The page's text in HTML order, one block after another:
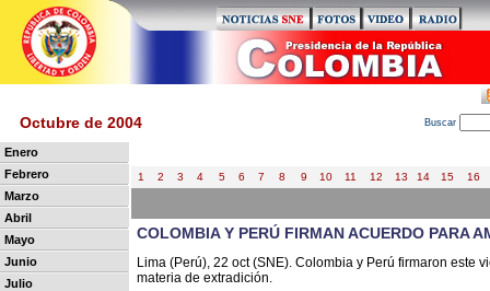
Octubre de 2004 Buscar
Enero
Febrero
Marzo
Abril
Mayo
Junio
Julio
1 2 3 4 5 6 7 8 9 10 11 12 13 14 15 16
COLOMBIA Y PERÚ FIRMAN ACUERDO PARA
Lima (Perú), 22 oct (SNE). Colombia y Perú firmaron este
materia de extradición.